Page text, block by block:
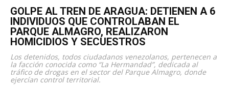
GOLPE AL TREN DE ARAGUA: DETIENEN A 6
INDIVIDUOS QUE CONTROLABAN EL
PARQUE ALMAGRO, REALIZARON
HOMICIDIOS Y SECUESTROS
Los detenidos, todos ciudadanos venezolanos, pertenecen a
la facción conocida como “La Hermandad”, dedicada al
tráfico de drogas en el sector del Parque Almagro, donde
ejercían control territorial.